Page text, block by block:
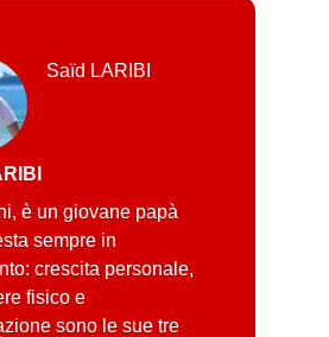
Saïd LARIBI
è un giovane papà
sempre in
crescita personale,
fisico e
sono le sue tre